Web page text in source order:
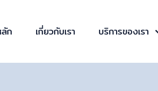
ก เกี่ยวกับเรา บริการของเรา